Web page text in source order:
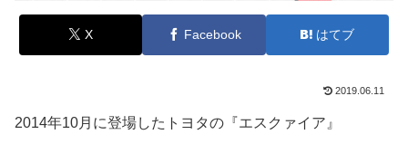
X Facebook はてブ
2019.06.11
2014年10月に登場したトヨタの『エスクァイア』